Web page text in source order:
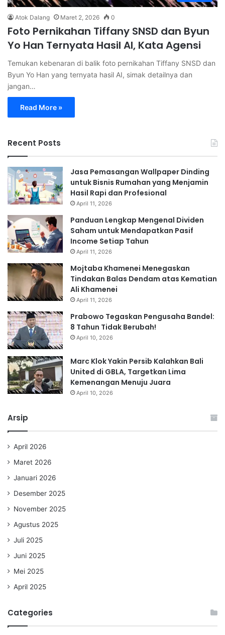
Atok Dalang Maret 2, 2026 0
Foto Pernikahan Tiffany SNSD dan Byun
Yo Han Ternyata Hasil AI, Kata Agensi
Temukan kebenaran di balik foto pernikahan Tiffany SNSD dan
Byun Yo Han yang ternyata hasil AI, simak detailnya dan
jangan…
Read More »
Recent Posts
Jasa Pemasangan Wallpaper Dinding
untuk Bisnis Rumahan yang Menjamin
Hasil Rapi dan Profesional
April 11, 2026
Panduan Lengkap Mengenal Dividen
Saham untuk Mendapatkan Pasif
Income Setiap Tahun
April 11, 2026
Mojtaba Khamenei Menegaskan
Tindakan Balas Dendam atas Kematian
Ali Khamenei
April 11, 2026
Prabowo Tegaskan Pengusaha Bandel:
8 Tahun Tidak Berubah!
April 10, 2026
Marc Klok Yakin Persib Kalahkan Bali
United di GBLA, Targetkan Lima
Kemenangan Menuju Juara
April 10, 2026
Arsip
April 2026
Maret 2026
Januari 2026
Desember 2025
November 2025
Agustus 2025
Juli 2025
Juni 2025
Mei 2025
April 2025
Categories